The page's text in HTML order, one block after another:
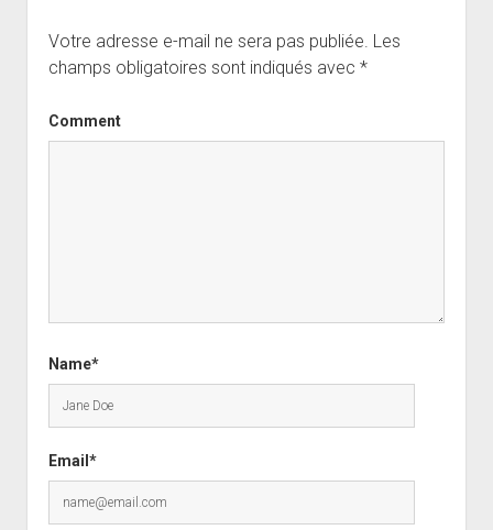
Votre adresse e-mail ne sera pas publiée. Les
champs obligatoires sont indiqués avec *
Comment
Name*
Email*